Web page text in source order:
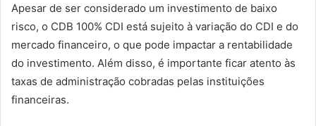
Apesar de ser considerado um investimento de baixo
risco, o CDB 100% CDI está sujeito à variação do CDI e do
mercado financeiro, o que pode impactar a rentabilidade
do investimento. Além disso, é importante ficar atento às
taxas de administração cobradas pelas instituições
financeiras.